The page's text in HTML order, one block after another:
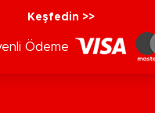
Keşfedin >>
Ödeme